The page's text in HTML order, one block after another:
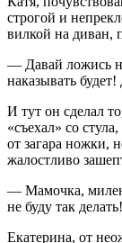
строгой и
вилкой на диван,
— Давай ложись
наказывать
И тут он сделал
«съехал» со
от загара ножки,
жалостливо
— Мамочка,
не буду так
Екатерина, от